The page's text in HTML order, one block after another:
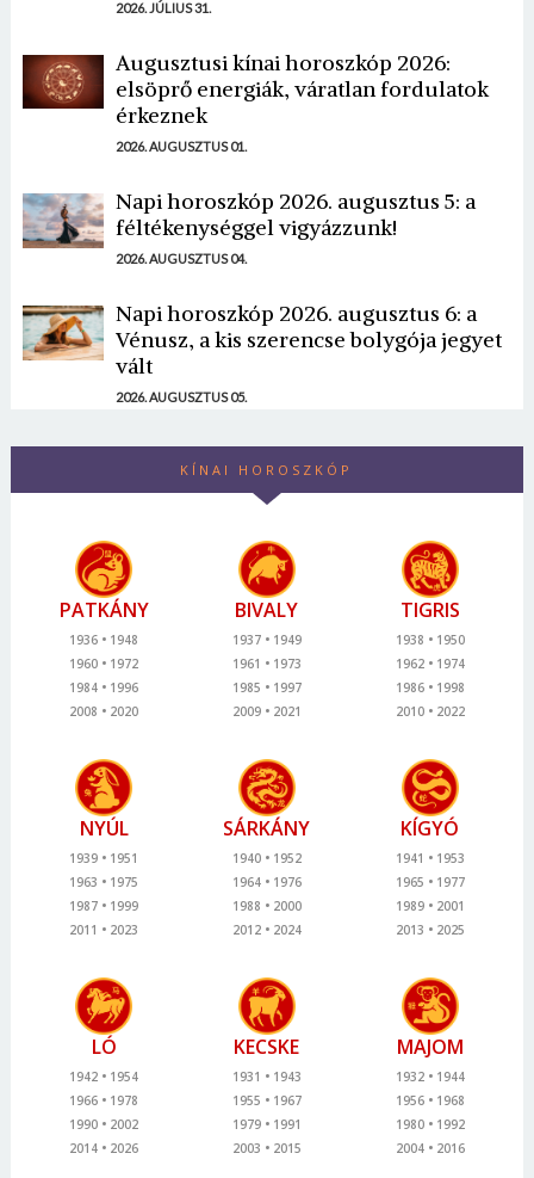
2026. JÚLIUS 31.
Augusztusi kínai horoszkóp 2026:
elsöprő energiák, váratlan fordulatok
érkeznek
2026. AUGUSZTUS 01.
Napi horoszkóp 2026. augusztus 5: a
féltékenységgel vigyázzunk!
2026. AUGUSZTUS 04.
Napi horoszkóp 2026. augusztus 6: a
Vénusz, a kis szerencse bolygója jegyet
vált
2026. AUGUSZTUS 05.
KÍNAI HOROSZKÓP
PATKÁNY
1936
1948
1960
1972
1984
1996
2008
2020
BIVALY
1937
1949
1961
1973
1985
1997
2009
2021
TIGRIS
1938
1950
1962
1974
1986
1998
2010
2022
NYÚL
1939
1951
1963
1975
1987
1999
2011
2023
SÁRKÁNY
1940
1952
1964
1976
1988
2000
2012
2024
KÍGYÓ
1941
1953
1965
1977
1989
2001
2013
2025
LÓ
1942
1954
1966
1978
1990
2002
2014
2026
KECSKE
1931
1943
1955
1967
1979
1991
2003
2015
MAJOM
1932
1944
1956
1968
1980
1992
2004
2016